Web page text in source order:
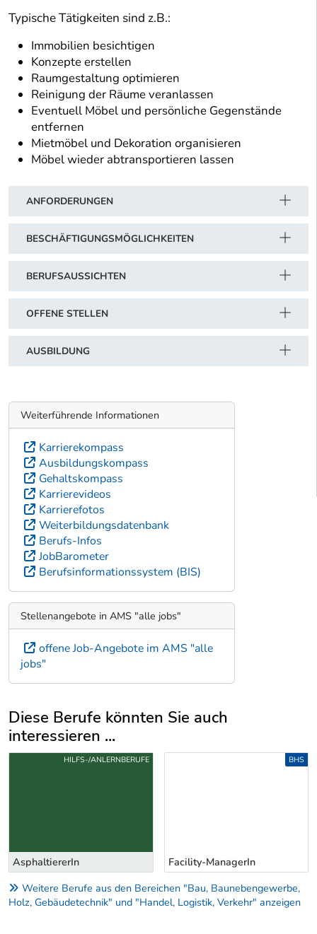
Typische Tätigkeiten sind z.B.:
Immobilien besichtigen
Konzepte erstellen
Raumgestaltung optimieren
Reinigung der Räume veranlassen
Eventuell Möbel und persönliche Gegenstände
entfernen
Mietmöbel und Dekoration organisieren
Möbel wieder abtransportieren lassen
ANFORDERUNGEN
BESCHÄFTIGUNGSMÖGLICHKEITEN
BERUFSAUSSICHTEN
OFFENE STELLEN
AUSBILDUNG
Weiterführende Informationen
Karrierekompass
Ausbildungskompass
Gehaltskompass
Karrierevideos
Karrierefotos
Weiterbildungsdatenbank
Berufs-Infos
JobBarometer
Berufsinformationssystem (BIS)
Stellenangebote in AMS "alle jobs"
offene Job-Angebote im AMS "alle
jobs"
Diese Berufe könnten Sie auch
interessieren ...
Uber weitere Berufsvorschläge
AsphaltiererIn
HILFS-/ANLERNBERUFE
Facility-ManagerIn
BHS
Weitere Berufe aus den Bereichen "Bau, Baunebengewerbe,
Holz, Gebäudetechnik" und "Handel, Logistik, Verkehr" anzeigen